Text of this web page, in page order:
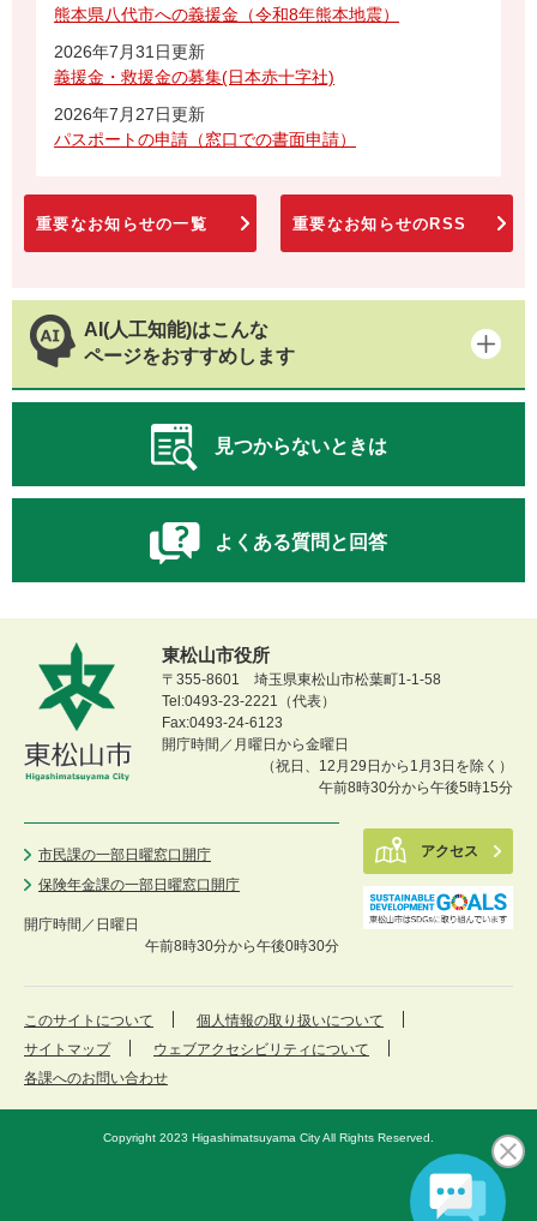
熊本県八代市への義援金（令和8年熊本地震）
2026年7月31日更新
義援金・救援金の募集(日本赤十字社)
2026年7月27日更新
パスポートの申請（窓口での書面申請）
重要なお知らせの一覧 重要なお知らせのRSS
AI(人工知能)はこんな
ページをおすすめします
見つからないときは
よくある質問と回答
東松山市役所
〒355-8601 埼玉県東松山市松葉町1-1-58
Tel:0493-23-2221（代表）
Fax:0493-24-6123
開庁時間／月曜日から金曜日
（祝日、12月29日から1月3日を除く）
午前8時30分から午後5時15分
市民課の一部日曜窓口開庁
保険年金課の一部日曜窓口開庁
開庁時間／ 日曜日
午前8時30分から午後0時30分
アクセス
このサイトについて
個人情報の取り扱いについて
サイトマップ
ウェブアクセシビリティについて
各課へのお問い合わせ
Copyright 2023 Higashimatsuyama City All Rights Reserved.